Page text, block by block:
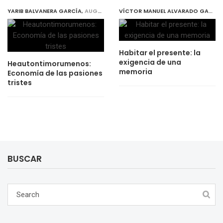
YARIB BALVANERA GARCÍA,AUGUST 1, 2019
Heautontimorumenos:
Economía de las pasiones
tristes
VÍCTOR MANUEL ALVARADO GARCÍA
Habitar el presente: la
exigencia de una
memoria
BUSCAR